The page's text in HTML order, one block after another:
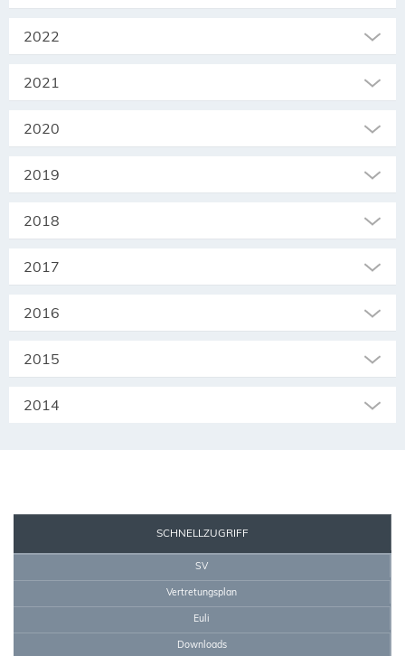
2022
2021
2020
2019
2018
2017
2016
2015
2014
SCHNELLZUGRIFF
SV
Vertretungsplan
Euli
Downloads